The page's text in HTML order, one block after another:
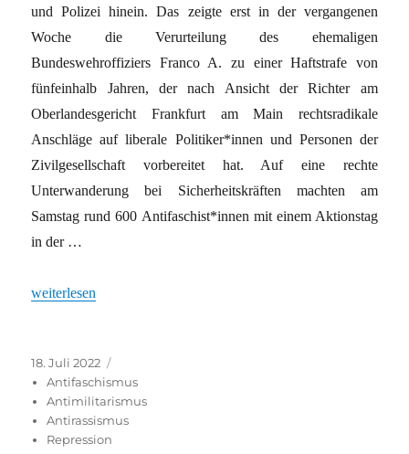
und Polizei hinein. Das zeigte erst in der vergangenen
Woche die Verurteilung des ehemaligen
Bundeswehroffiziers Franco A. zu einer Haftstrafe von
fünfeinhalb Jahren, der nach Ansicht der Richter am
Oberlandesgericht Frankfurt am Main rechtsradikale
Anschläge auf liberale Politiker*innen und Personen der
Zivilgesellschaft vorbereitet hat. Auf eine rechte
Unterwanderung bei Sicherheitskräften machten am
Samstag rund 600 Antifaschist*innen mit einem Aktionstag
in der …
„Zweifel an der Sicherheit“
weiterlesen
Veröffentlicht
am
18. Juli 2022
Antifaschismus
Antimilitarismus
Antirassismus
Repression